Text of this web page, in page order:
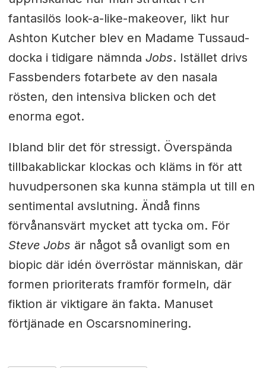
fantasilös look-a-like-makeover, likt hur
Ashton Kutcher blev en Madame Tussaud-
docka i tidigare nämnda Jobs. Istället drivs
Fassbenders fotarbete av den nasala
rösten, den intensiva blicken och det
enorma egot.
Ibland blir det för stressigt. Överspända
tillbakablickar klockas och kläms in för att
huvudpersonen ska kunna stämpla ut till en
sentimental avslutning. Ändå finns
förvånansvärt mycket att tycka om. För
Steve Jobs är något så ovanligt som en
biopic där idén överröstar människan, där
formen prioriterats framför formeln, där
fiktion är viktigare än fakta. Manuset
förtjänade en Oscarsnominering.